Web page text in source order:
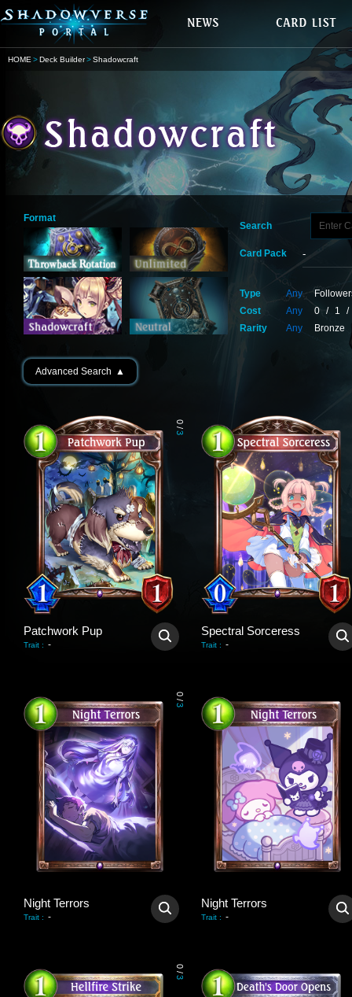
HOME Deck Builder Shadowcraft
Format
Search
Card Pack
Type Any
Cost
Any 0 / 1
/
Rarity
Any Bronze
Advanced Search ▲
0
/
3
Patchwork Pup
Trait : -
Spectral Sorceress
Trait : -
0
/
3
Night Terrors
Trait : -
Night Terrors
Trait : -
0
/
3